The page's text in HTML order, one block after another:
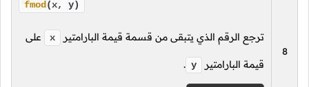
8
fmod (x, y)
ترجع الرقم الذي يتبقى من قسمة قيمة البارامتير x على
قيمة البارامتير y
.